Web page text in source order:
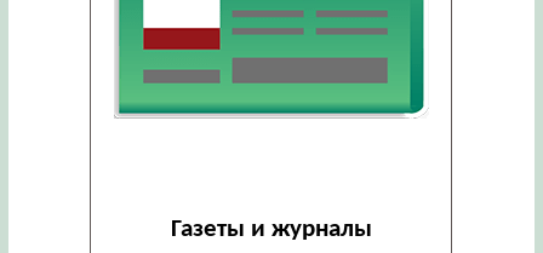
Газеты и журналы